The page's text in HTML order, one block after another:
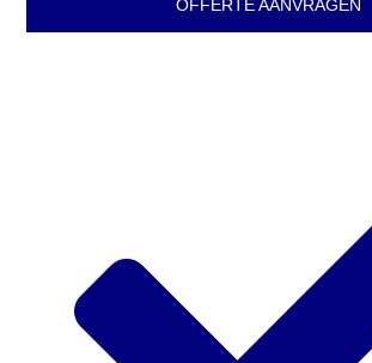
OFFERTE AANVRAGEN